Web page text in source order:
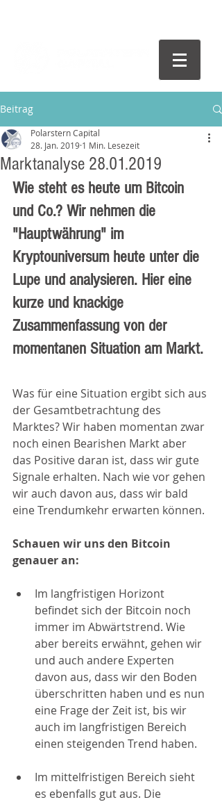
Beitrag
Marktanalyse 28.01.2019
Polarstern Capital
28. Jan. 2019 1 Min. Lesezeit
Wie steht es heute um Bitcoin
und Co.? Wir nehmen die
"Hauptwährung" im
Kryptouniversum heute unter die
Lupe und analysieren. Hier eine
kurze und knackige
Zusammenfassung von der
momentanen Situation am Markt.
Was für eine Situation ergibt sich aus
der Gesamtbetrachtung des
Marktes? Wir haben momentan zwar
noch einen Bearishen Markt aber
das Positive daran ist, dass wir gute
Signale erhalten. Nach wie vor gehen
wir auch davon aus, dass wir bald
eine Trendumkehr erwarten können.
Schauen wir uns den Bitcoin
genauer an:
Im langfristigen Horizont
befindet sich der Bitcoin noch
immer im Abwärtstrend. Wie
aber bereits erwähnt, gehen wir
und auch andere Experten
davon aus, dass wir den Boden
überschritten haben und es nun
eine Frage der Zeit ist, bis wir
auch im langfristigen Bereich
einen steigenden Trend haben.
Im mittelfristigen Bereich sieht
es ebenfalls gut aus. Die